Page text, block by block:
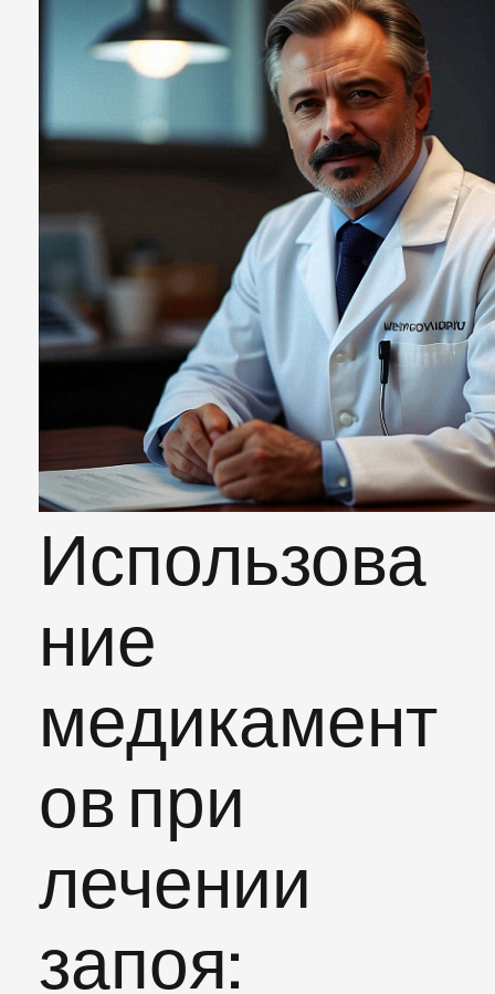
Использова
ние
медикамент
ов при
лечении
запоя: